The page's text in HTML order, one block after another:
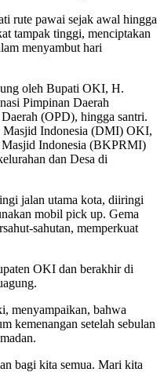
rute pawai sejak awal hingga
tampak tinggi, menciptakan
menyambut hari
oleh Bupati OKI, H.
Pimpinan Daerah
(OPD), hingga santri.
Masjid Indonesia (DMI) OKI,
Masjid Indonesia (BKPRMI)
dan Desa di
jalan utama kota, diiringi
mobil pick up. Gema
sahutan, memperkuat
OKI dan berakhir di
menyampaikan, bahwa
kemenangan setelah sebulan
bagi kita semua. Mari kita